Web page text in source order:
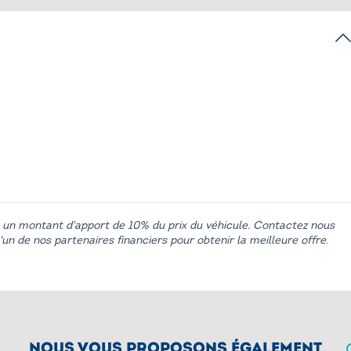
éblouissement
du coffre
surpiqures rouges
montant d'apport de 10% du prix du véhicule. Contactez nous
de nos partenaires financiers pour obtenir la meilleure offre.